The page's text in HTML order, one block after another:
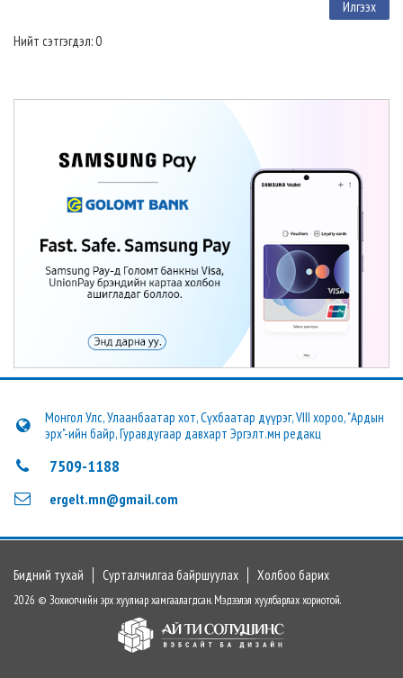
Нийт сэтгэгдэл: 0
Монгол Улс, Улаанбаатар хот, Сүхбаатар дүүрэг, VIII хороо, "Ардын
эрх"-ийн байр, Гуравдугаар давхарт Эргэлт.мн редакц
7509-1188
ergelt.mn@gmail.com
Бидний тухай Сурталчилгаа байршуулах Холбоо барих
2026 © Зохиогчийн эрх хуулиар хамгаалагдсан. Мэдээлэл хуулбарлах хориотой.